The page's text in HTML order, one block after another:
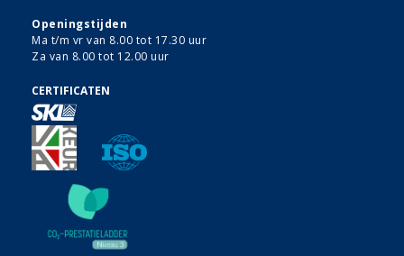
Openingstijden
Ma t/m vr van 8.00 tot 17.30 uur
Za van 8.00 tot 12.00 uur
CERTIFICATEN